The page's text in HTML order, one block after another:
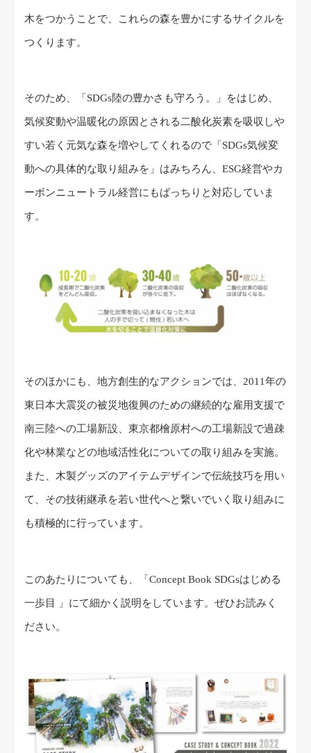
木をつかうことで、これらの森を豊かにするサイクルを
つくります。
そのため、「SDGs陸の豊かさも守ろう。」をはじめ、
気候変動や温暖化の原因とされる二酸化炭素を吸収しや
すい若く元気な森を増やしてくれるので「SDGs気候変
動への具体的な取り組みを」はみちろん、ESG経営やカ
ーボンニュートラル経営にもばっちりと対応していま
す。
そのほかにも、地方創生的なアクションでは、2011年の
東日本大震災の被災地復興のための継続的な雇用支援で
南三陸への工場新設、東京都檜原村への工場新設で過疎
化や林業などの地域活性化についての取り組みを実施。
また、木製グッズのアイテムデザインで伝統技巧を用い
て、その技術継承を若い世代へと繋いでいく取り組みに
も積極的に行っています。
このあたりについても、「Concept Book SDGsはじめる
一歩目 」にて細かく説明をしています。ぜひお読みく
ださい。